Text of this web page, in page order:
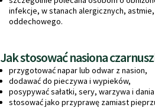
infekcje, w stanach alergicznych,
oddechowego.
Jak stosować nasiona
przygotować napar lub odwar z nasion,
dodawać do pieczywa i wypieków,
posypywać sałatki, sery, warzywa i
stosować jako przyprawę zamiast